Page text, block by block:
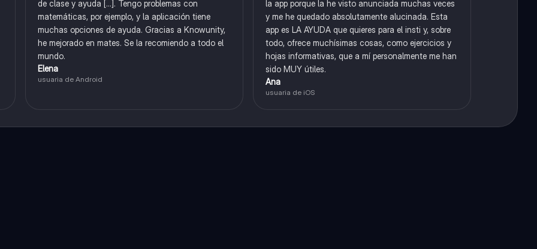
de clase y ayuda [...]. Tengo problemas con
matemáticas, por ejemplo, y la aplicación tiene
muchas opciones de ayuda. Gracias a Knowunity,
he mejorado en mates. Se la recomiendo a todo el
mundo.
Elena
usuaria de Android
la app porque la he visto anunciada muchas veces
y me he quedado absolutamente alucinada. Esta
app es LA AYUDA que quieres para el insti y, sobre
todo, ofrece muchísimas cosas, como ejercicios y
hojas informativas, que a mí personalmente me han
sido MUY útiles.
Ana
usuaria de iOS